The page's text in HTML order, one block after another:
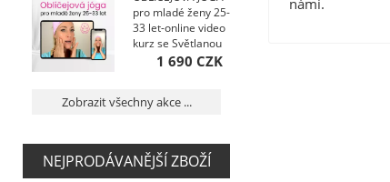
námi.
pro mladé ženy 25-
33 let-online video
kurz se Světlanou
1 690 CZK
Zobrazit všechny akce ...
NEJPRODÁVANĚJŠÍ ZBOŽÍ